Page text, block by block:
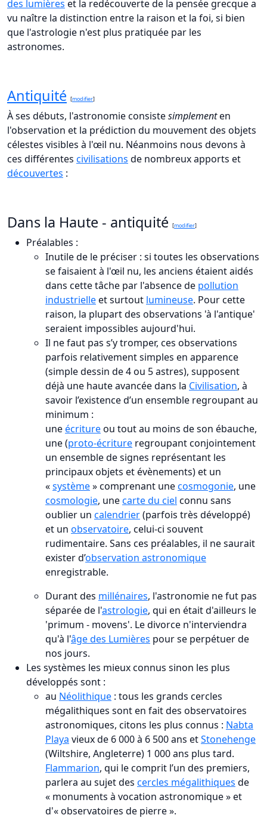
des lumières et la redécouverte de la pensée grecque a
vu naître la distinction entre la raison et la foi, si bien
que l'astrologie n'est plus pratiquée par les
astronomes.
Antiquité [modifier]
À ses débuts, l'astronomie consistesimplementen
l'observation et la prédiction du mouvement des objets
célestes visibles à l'œil nu. Néanmoins nous devons à
ces différentes civilisations de nombreux apports et
découvertes :
Dans la Haute - antiquité [modifier]
Préalables :
Inutile de le préciser : si toutes les observations
se faisaient à l'œil nu, les anciens étaient aidés
dans cette tâche par l'absence de pollution
industrielleet surtout lumineuse. Pour cette
raison, la plupart des observations 'à l'antique'
seraient impossibles aujourd'hui.
Il ne faut pas s’y tromper, ces observations
parfois relativement simples en apparence
(simple dessin de 4 ou 5 astres), supposent
déjà une haute avancée dans la Civilisation, à
savoir l’existence d’un ensemble regroupant au
minimum :
uneécritureou tout au moins de son ébauche,
une (proto-écriture regroupant conjointement
un ensemble de signes représentant les
principaux objets et évènements) et un
«système» comprenant unecosmogonie, une
cosmologie, unecarte du ciel connu sans
oublier un calendrier(parfois très développé)
et un observatoire, celui-ci souvent
rudimentaire. Sans ces préalables, il ne saurait
exister d’observation astronomique
enregistrable.
Durant des millénaires, l'astronomie ne fut pas
séparée de l'astrologie, qui en était d'ailleurs le
'primum - movens'. Le divorce n'interviendra
qu'à l'âge des Lumières pour se perpétuer de
nos jours.
Les systèmes les mieux connus sinon les plus
développés sont :
au Néolithique : tous les grands cercles
mégalithiques sont en fait des observatoires
astronomiques, citons les plus connus : Nabta
Playa vieux de 6 000 à 6 500 ans etStonehenge
(Wiltshire, Angleterre) 1 000 ans plus tard.
Flammarion, qui le comprit l’un des premiers,
parlera au sujet des cercles mégalithiques de
« monuments à vocation astronomique » et
d'« observatoires de pierre ».